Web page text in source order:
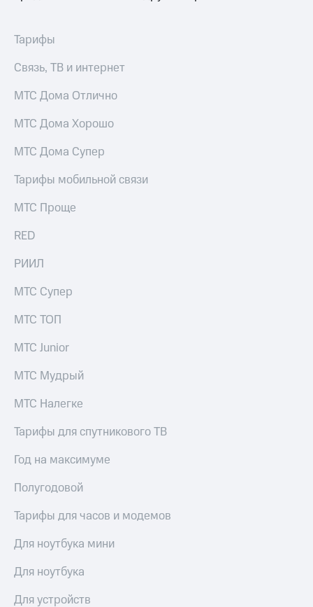
Описание
Уведомление
погашении
именных
облигаций
Другое
Регистратор
Контакты
развитие
этика
На главную
Тарифы
Связь, ТВ и интернет
МТС Дома Отлично
МТС Дома Хорошо
МТС Дома Супер
Тарифы мобильной связи
МТС Проще
RED
РИИЛ
МТС Супер
МТС ТОП
МТС Junior
МТС Мудрый
МТС Налегке
Тарифы для спутникового ТВ
Год на максимуме
Полугодовой
Тарифы для часов и модемов
Для ноутбука мини
Для ноутбука
Для устройств